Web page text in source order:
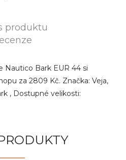
produktu
Nautico Bark EUR 44 si
za 2809 Kč. Značka: Veja,
, Dostupné velikosti: